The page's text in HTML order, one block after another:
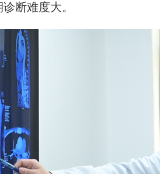
断难度大。